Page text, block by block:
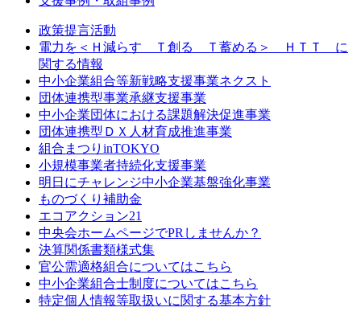
政策提言活動
電力を＜Ｈ減らす Ｔ創る Ｔ蓄める＞ ＨＴＴ に
関する情報
中小企業組合等新戦略支援事業ネクスト
団体連携型事業承継支援事業
中小企業団体における課題解決促進事業
団体連携型ＤＸ人材育成推進事業
組合まつりinTOKYO
小規模事業者持続化支援事業
明日にチャレンジ中小企業基盤強化事業
ものづくり補助金
エコアクション21
中央会ホームページでPRしませんか？
決算関係書類様式集
官公需適格組合についてはこちら
中小企業組合士制度についてはこちら
特定個人情報等取扱いに関する基本方針